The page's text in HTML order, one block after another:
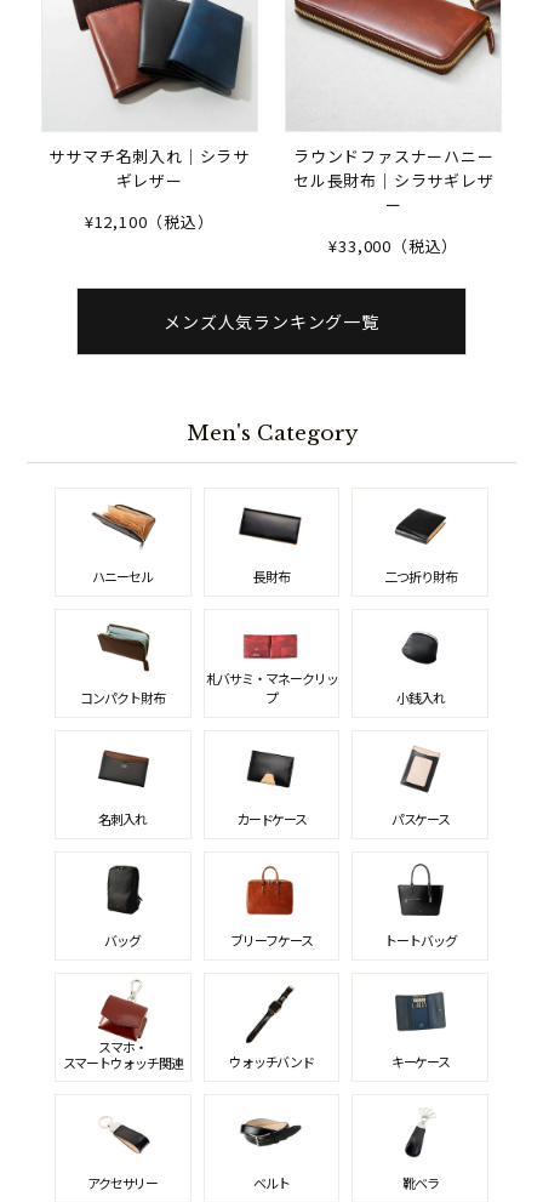
ササマチ名刺入れ｜シラサ
ギレザー
¥12,100（税込）
ラウンドファスナーハニー
セル長財布｜シラサギレザ
ー
¥33,000（税込）
メンズ人気ランキング一覧
Men's Category
ハニーセル 長財布 二つ折り財布
コンパクト財布
札バサミ・マネークリッ
プ
小銭入れ
名刺入れ カードケース パスケース
バッグ ブリーフケース トートバッグ
スマホ・
スマートウォッチ関連
ウォッチバンド キーケース
アクセサリー ベルト 靴ベラ